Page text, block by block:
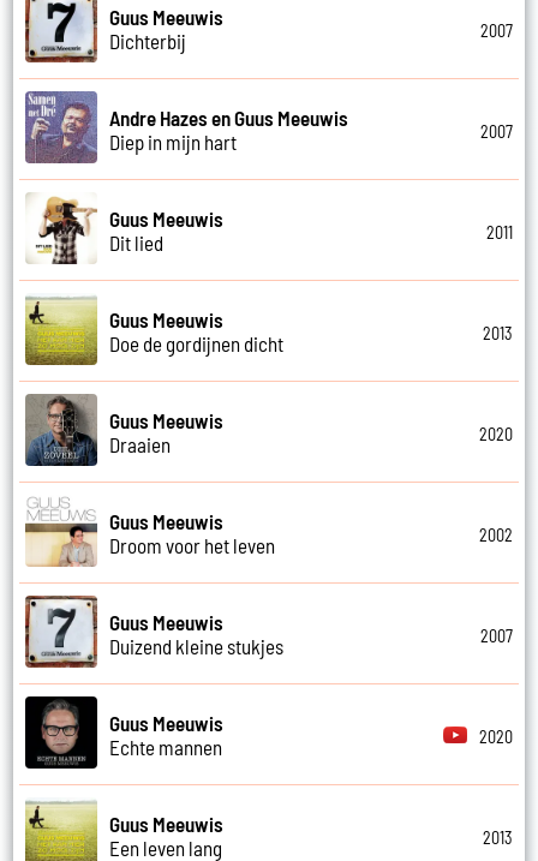
Guus Meeuwis
Dichterbij
2007
Andre Hazes en Guus Meeuwis
Diep in mijn hart
2007
Guus Meeuwis
Dit lied
2011
Guus Meeuwis
Doe de gordijnen dicht
2013
Guus Meeuwis
Draaien
2020
Guus Meeuwis
Droom voor het leven
2002
Guus Meeuwis
Duizend kleine stukjes
2007
Guus Meeuwis
Echte mannen
2020
Guus Meeuwis
Een leven lang
2013